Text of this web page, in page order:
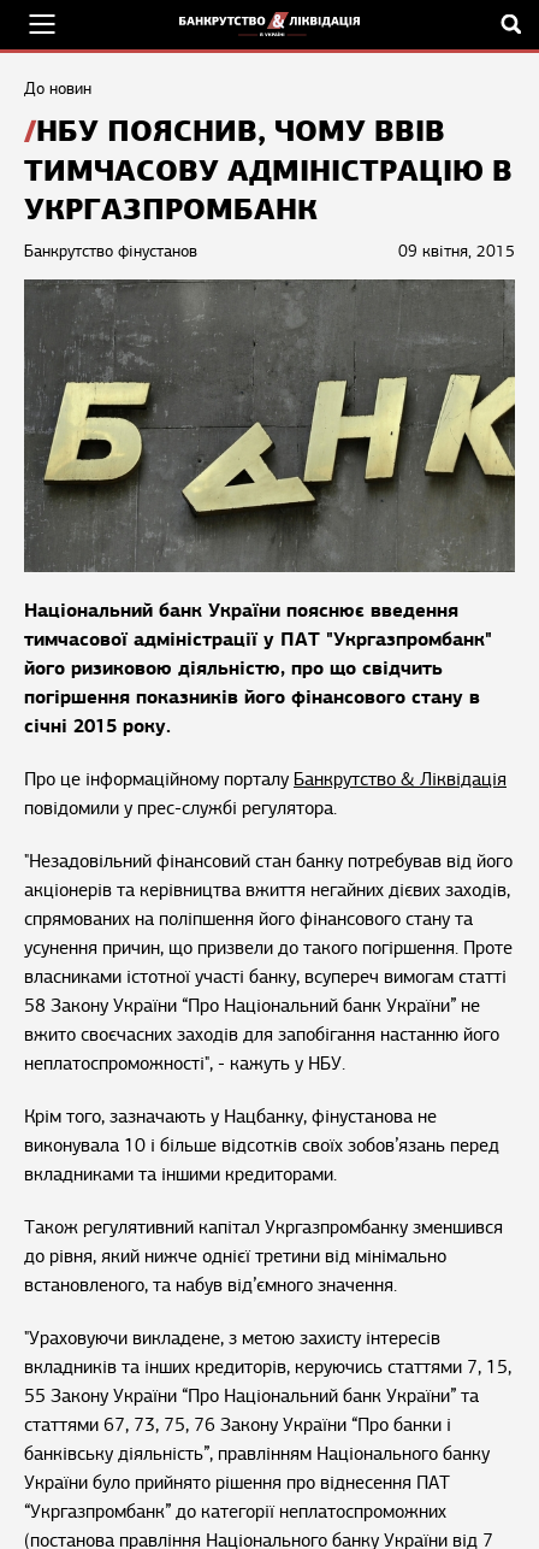
До новин
НБУ ПОЯСНИВ, ЧОМУ ВВІВ
ТИМЧАСОВУ АДМІНІСТРАЦІЮ В
УКРГАЗПРОМБАНК
09 квітня, 2015
Банкрутство фінустанов
Національний банк України пояснює введення
тимчасової адміністрації у ПАТ "Укргазпромбанк"
його ризиковою діяльністю, про що свідчить
погіршення показників його фінансового стану в
січні 2015 року.
Про це інформаційному порталу Банкрутство & Ліквідація
повідомили у прес-службі регулятора.
"Незадовільний фінансовий стан банку потребував від його
акціонерів та керівництва вжиття негайних дієвих заходів,
спрямованих на поліпшення його фінансового стану та
усунення причин, що призвели до такого погіршення. Проте
власниками істотної участі банку, всупереч вимогам статті
58 Закону України “Про Національний банк України” не
вжито своєчасних заходів для запобігання настанню його
неплатоспроможності", - кажуть у НБУ.
Крім того, зазначають у Нацбанку, фінустанова не
виконувала 10 і більше відсотків своїх зобов’язань перед
вкладниками та іншими кредиторами.
Також регулятивний капітал Укргазпромбанку зменшився
до рівня, який нижче однієї третини від мінімально
встановленого, та набув від’ємного значення.
"Ураховуючи викладене, з метою захисту інтересів
вкладників та інших кредиторів, керуючись статтями 7, 15,
55 Закону України “Про Національний банк України” та
статтями 67, 73, 75, 76 Закону України “Про банки і
банківську діяльність”, правлінням Національного банку
України було прийнято рішення про віднесення ПАТ
“Укргазпромбанк” до категорії неплатоспроможних
(постанова правління Національного банку України від 7